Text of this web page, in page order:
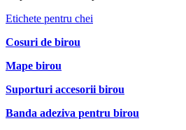
Etichete pentru chei
Cosuri de birou
Mape birou
Suporturi accesorii birou
Banda adeziva pentru birou